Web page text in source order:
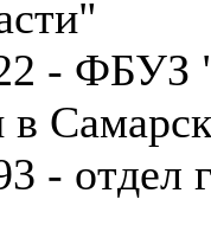
- ФБУЗ
в
- отдел